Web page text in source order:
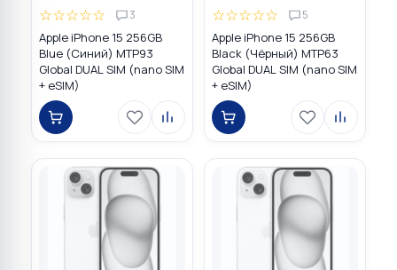
☆☆☆☆☆ 3
Apple iPhone 15 256GB
Blue (Синий) MTP93
Global DUAL SIM (nano SIM
+ eSIM)
☆☆☆☆☆ 5
Apple iPhone 15 256GB
Black (Чёрный) MTP63
Global DUAL SIM (nano SIM
+ eSIM)